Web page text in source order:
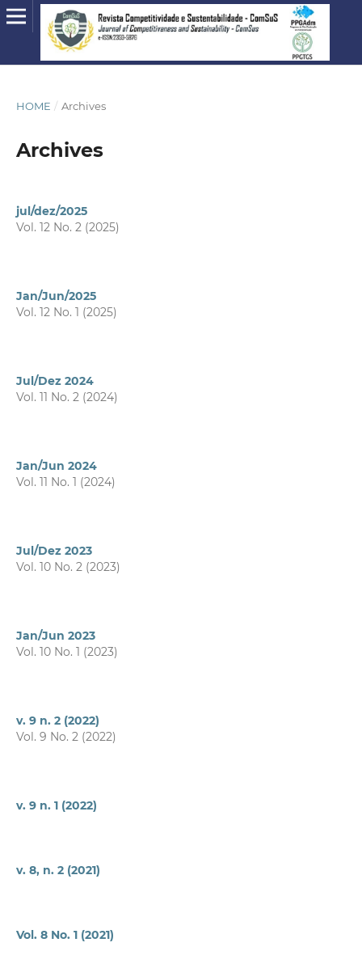
HOME / Archives
Archives
jul/dez/2025
Vol. 12 No. 2 (2025)
Jan/Jun/2025
Vol. 12 No. 1 (2025)
Jul/Dez 2024
Vol. 11 No. 2 (2024)
Jan/Jun 2024
Vol. 11 No. 1 (2024)
Jul/Dez 2023
Vol. 10 No. 2 (2023)
Jan/Jun 2023
Vol. 10 No. 1 (2023)
v. 9 n. 2 (2022)
Vol. 9 No. 2 (2022)
v. 9 n. 1 (2022)
v. 8, n. 2 (2021)
Vol. 8 No. 1 (2021)